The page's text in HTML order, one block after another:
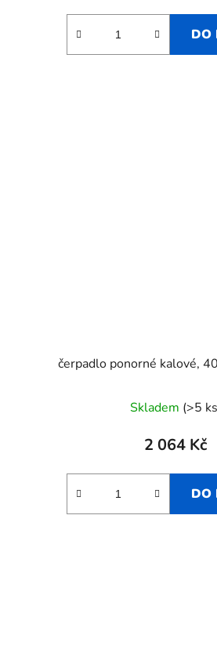
DO
čerpadlo ponorné kalové,
Skladem (>5
2 064 Kč
DO